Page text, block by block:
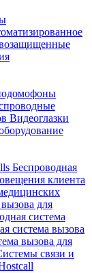
Видеоглазки
Беспроводная
клиента
для
система
система вызова
вызова для
связи и